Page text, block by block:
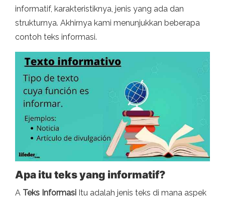
informatif, karakteristiknya, jenis yang ada dan
strukturnya. Akhirnya kami menunjukkan beberapa
contoh teks informasi.
Apa itu teks yang informatif?
A Teks Informasi Itu adalah jenis teks di mana aspek